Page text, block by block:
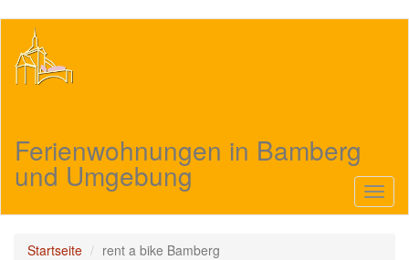
Inhalt
Ferienwohnungen in Bamberg
und Umgebung
Startseite rent a bike Bamberg